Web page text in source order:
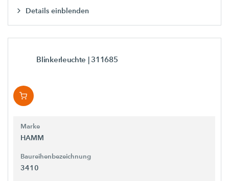
Details einblenden
Blinkerleuchte | 311685
Marke
HAMM
Baureihenbezeichnung
3410